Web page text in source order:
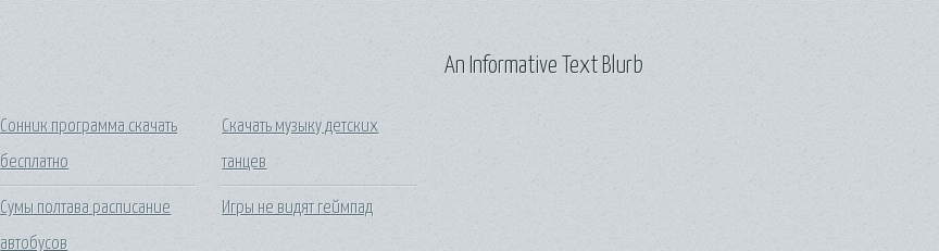
Сонник программа скачать
бесплатно
Сумы полтава расписание
автобусов
Скачать музыку детских
танцев
Игры не видят геймпад
An Informative Text Blurb